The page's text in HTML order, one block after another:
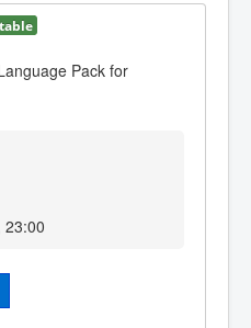
Pack for
23:00